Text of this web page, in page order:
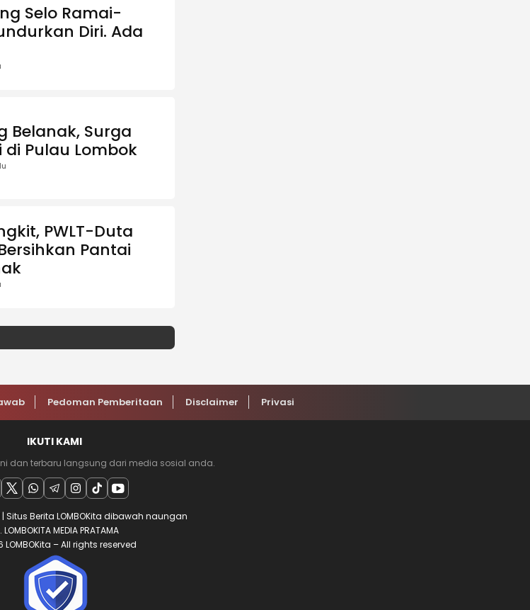
Selo Ramai-
Diri. Ada
Belanak, Surga
Pulau Lombok
PWLT-Duta
Pantai
Pedoman Pemberitaan Disclaimer Privasi
IKUTI KAMI
dan terbaru langsung dari media sosial anda.
Situs Berita LOMBOKita dibawah naungan
LOMBOKITA MEDIA PRATAMA
LOMBOKita – All rights reserved